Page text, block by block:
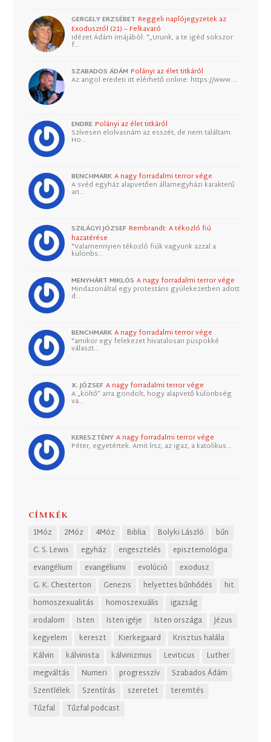
GERGELY ERZSÉBET Reggeli naplójegyzetek az
Exoduszról (21) – Felkavaró
Idézet Ádám imájából: "„Urunk, a te igéd sokszor
f…
SZABADOS ÁDÁM Polányi az élet titkáról
Az angol eredeti itt elérhető online: https://www.…
ENDRE Polányi az élet titkáról
Szívesen elolvasnám az esszét, de nem találtam.
Ho…
BENCHMARK A nagy forradalmi terror vége
A svéd egyház alapvetően államegyházi karakterű
an…
SZILÁGYI JÓZSEF Rembrandt: A tékozló fiú
hazatérése
"Valamennyien tékozló fiúk vagyunk azzal a
különbs…
MENYHÁRT MIKLÓS A nagy forradalmi terror vége
Mindazonáltal egy protestáns gyülekezetben adott
d…
BENCHMARK A nagy forradalmi terror vége
"amikor egy felekezet hivatalosan püspökké
választ…
X. JÓZSEF A nagy forradalmi terror vége
A „költő” arra gondolt, hogy alapvető különbség
va…
KERESZTÉNY A nagy forradalmi terror vége
Péter, egyetértek. Amit írsz, az igaz, a katolikus…
CÍMKÉK
1Móz 2Móz 4Móz Biblia Bolyki László
bűn
C. S. Lewis
egyház engesztelés
episztemológia
evangélium
evangéliumi evolúció
exodusz
G. K. Chesterton
Genezis helyettes bűnhődés
hit
homoszexualitás
homoszexuális
igazság
irodalom
Isten Isten igéje Isten országa
Jézus
kegyelem
kereszt Kierkegaard
Krisztus halála
Kálvin
kálvinista kálvinizmus Leviticus
Luther
megváltás
Numeri progresszív
Szabados Ádám
Szentlélek
Szentírás szeretet
teremtés
Tűzfal
Tűzfal podcast